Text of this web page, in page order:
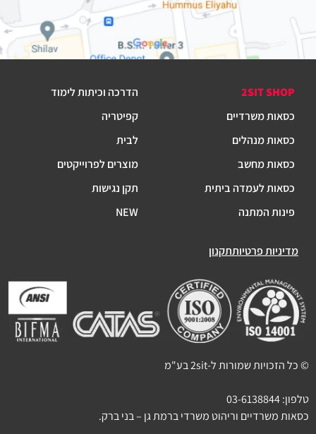
2SIT SHOP
כסאות משרדיים
כסאות מנהלים
כסאות מחשב
כסאות לעמדה ביתית
פינות המתנה
הדרכה וכיתות לימוד
קפיטריה
לבית
מוצרים לפרוייקטים
תקן נגישות
NEW
מדיניות פרטיותתקנון
© כל הזכויות שמורות ל-2sit בע"מ
טלפון:03-6138844
כסאות משרדיים וריהוט משרדי ברמת גן – בני ברק.